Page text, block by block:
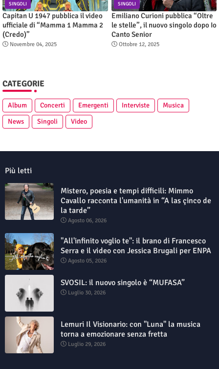
SINGOLI
Capitan U 1947 pubblica il video
ufficiale di “Mamma 1 Mamma 2
(Credo)”
Novembre 04, 2025
SINGOLI
Emiliano Curioni pubblica “Oltre
le stelle”, il nuovo singolo dopo Io
Canto Senior
Ottobre 12, 2025
CATEGORIE
Album Concerti Emergenti Interviste
Musica
News
Singoli Video
Più letti
Mistero, poesia e tempi difficili: Mimmo
Cavallo racconta l'umanità in “A las çinco de
la tarde”
Agosto 06, 2026
"All'infinito voglio te": il brano di Francesco
Serra e il video con Jessica Brugali per ENPA
Agosto 05, 2026
SVOSIL: il nuovo singolo è “MUFASA”
Luglio 30, 2026
Lemuri Il Visionario: con "Luna" la musica
torna a emozionare senza fretta
Luglio 29, 2026